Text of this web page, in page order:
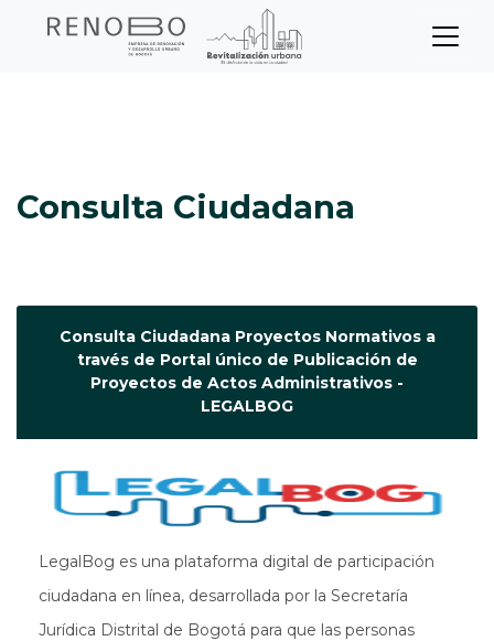
Sitio Web Empresa de
Consulta Ciudadana
Consulta Ciudadana
Consulta Ciudadana Proyectos Normativos a
través de Portal único de Publicación de
Proyectos de Actos Administrativos -
LEGALBOG
LegalBog es una plataforma digital de participación
ciudadana en línea, desarrollada por la Secretaría
Jurídica Distrital de Bogotá para que las personas